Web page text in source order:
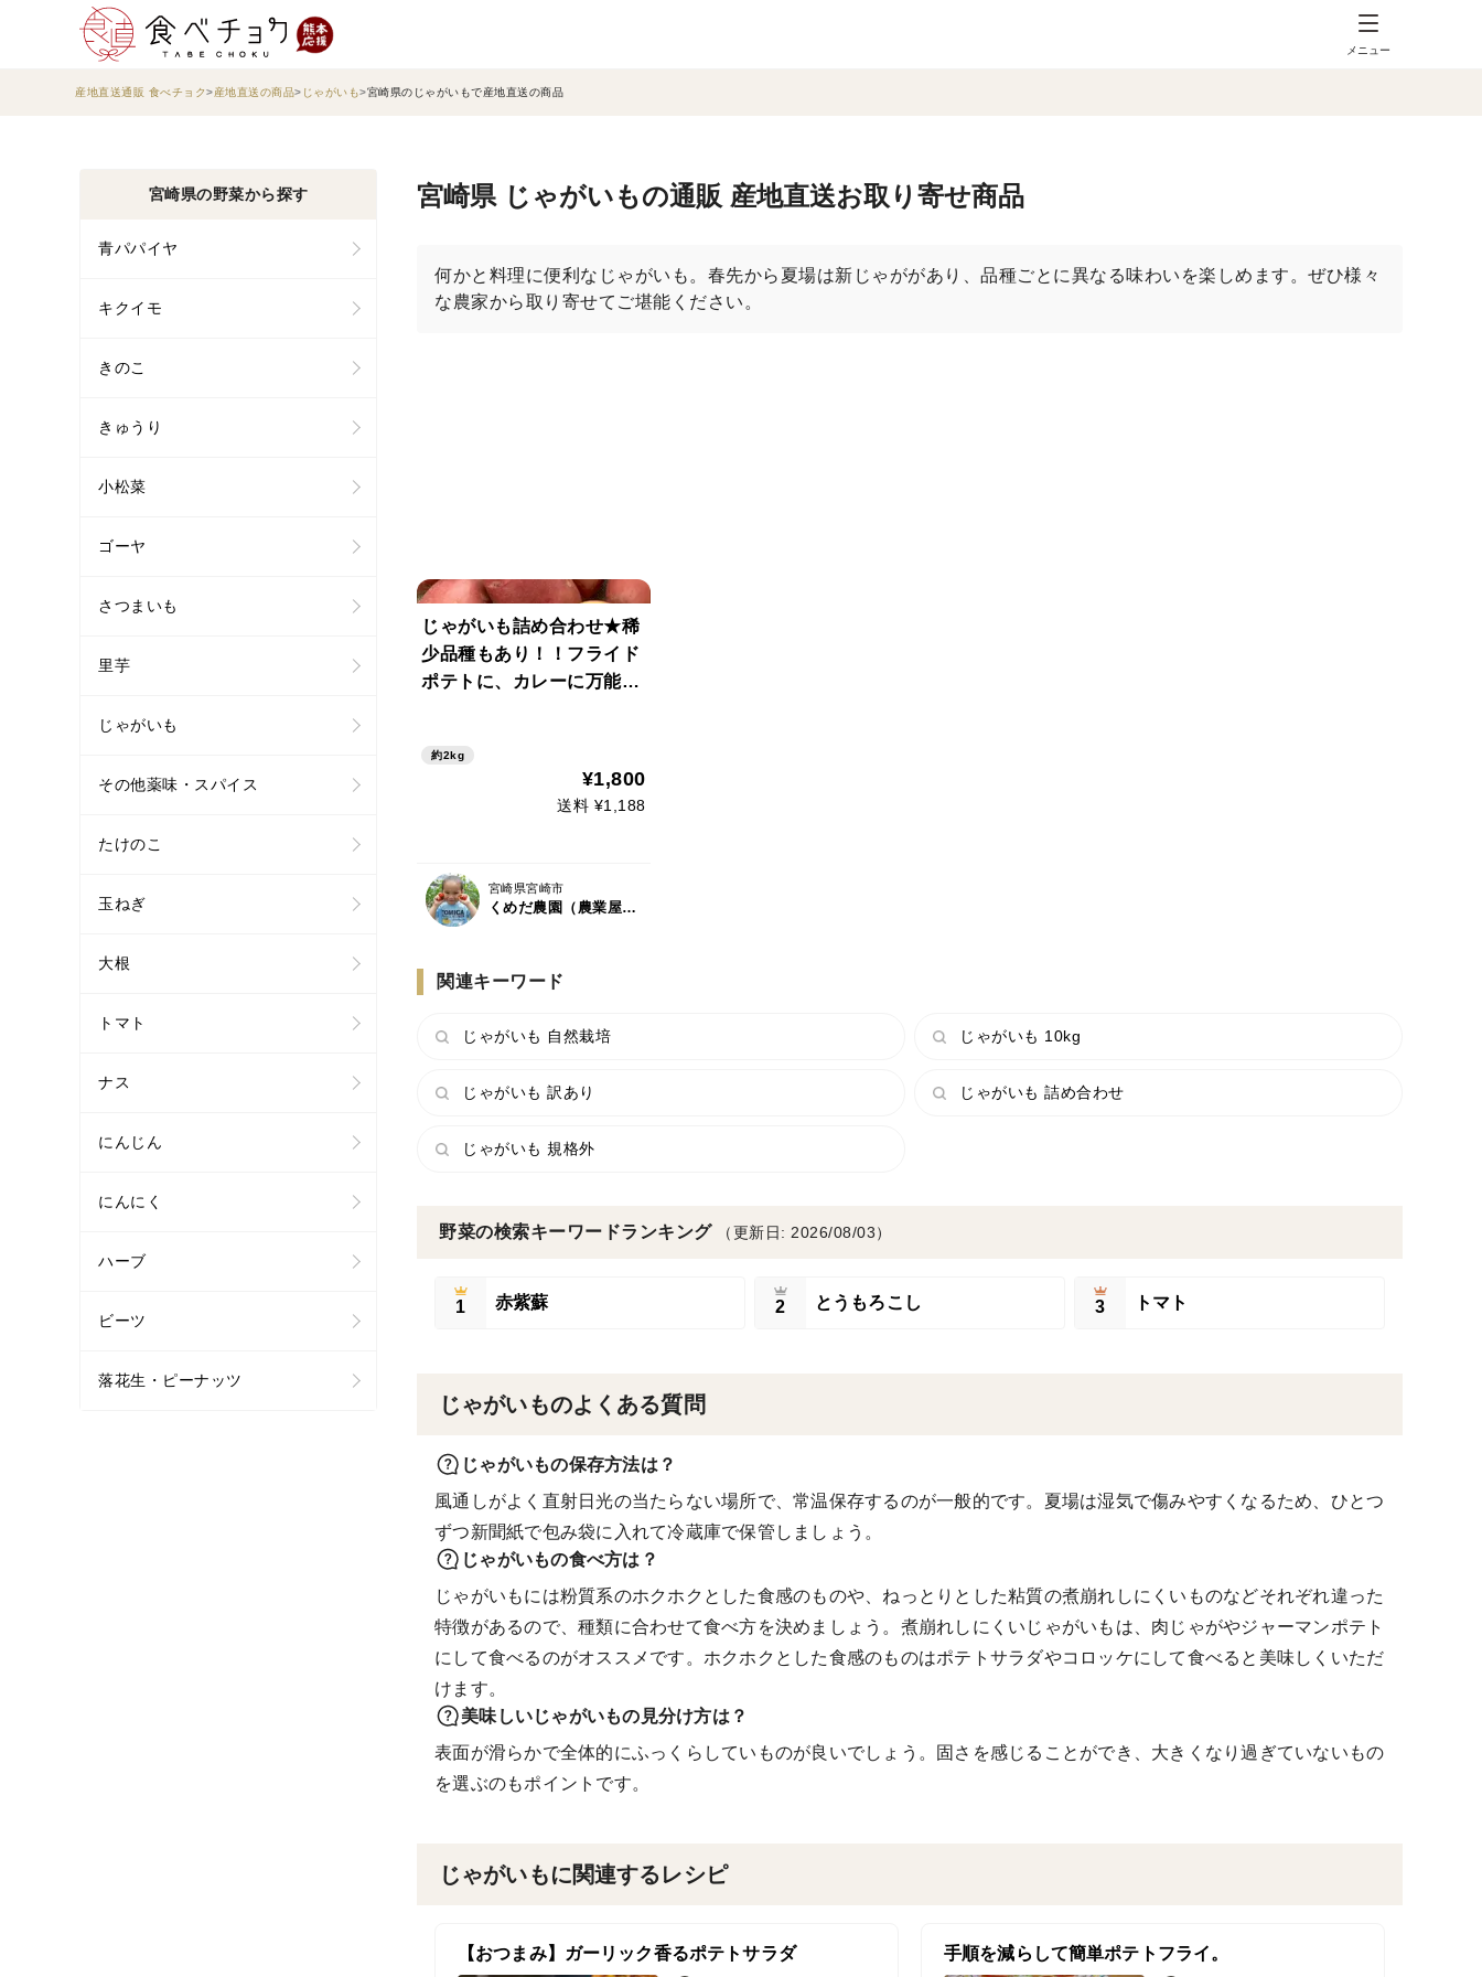
メニュー
産地直送通販 食べチョク 産地直送の商品 じゃがいも 宮崎県のじゃがいもで産地直送の商品
宮崎県 じゃがいもの通販 産地直送お取り寄せ商品
何かと料理に便利なじゃがいも。春先から夏場は新じゃががあり、品種ごとに異なる味わいを楽しめます。ぜひ様々
な農家から取り寄せてご堪能ください。
じゃがいも詰め合わせ★稀
少品種もあり！！フライド
ポテトに、カレーに万能じ
約2kg
¥1,800
送料 ¥1,188
宮崎県宮崎市
くめだ農園（農業屋ＫＵＭＥＤＡ）
関連キーワード
じゃがいも 自然栽培 じゃがいも 10kg
じゃがいも 訳あり じゃがいも 詰め合わせ
じゃがいも 規格外
野菜の検索キーワードランキング （更新日: 2026/08/03）
1 赤紫蘇 2 とうもろこし 3 トマト
じゃがいものよくある質問
じゃがいもの保存方法は？
風通しがよく直射日光の当たらない場所で、常温保存するのが一般的です。夏場は湿気で傷みやすくなるため、ひとつ
ずつ新聞紙で包み袋に入れて冷蔵庫で保管しましょう。
じゃがいもの食べ方は？
じゃがいもには粉質系のホクホクとした食感のものや、ねっとりとした粘質の煮崩れしにくいものなどそれぞれ違った
特徴があるので、種類に合わせて食べ方を決めましょう。煮崩れしにくいじゃがいもは、肉じゃがやジャーマンポテト
にして食べるのがオススメです。ホクホクとした食感のものはポテトサラダやコロッケにして食べると美味しくいただ
けます。
美味しいじゃがいもの見分け方は？
表面が滑らかで全体的にふっくらしていものが良いでしょう。固さを感じることができ、大きくなり過ぎていないもの
を選ぶのもポイントです。
じゃがいもに関連するレシピ
【おつまみ】ガーリック香るポテトサラダ 手順を減らして簡単ポテトフライ。
宮崎県の野菜から探す
青パパイヤ
キクイモ
きのこ
きゅうり
小松菜
ゴーヤ
さつまいも
里芋
じゃがいも
その他薬味・スパイス
たけのこ
玉ねぎ
大根
トマト
ナス
にんじん
にんにく
ハーブ
ビーツ
落花生・ピーナッツ